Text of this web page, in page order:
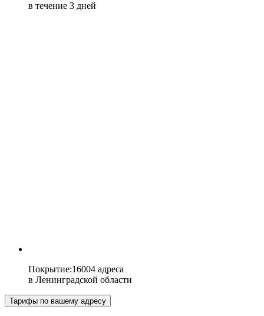
в течение 3 дней
Покрытие:16004 адреса
в Ленинградской области
Тарифы по вашему адресу